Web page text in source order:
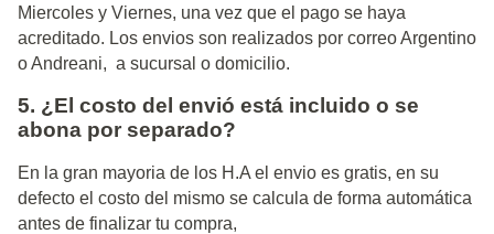
Miercoles y Viernes, una vez que el pago se haya
acreditado. Los envios son realizados por correo Argentino
o Andreani, a sucursal o domicilio.
5. ¿El costo del envió está incluido o se
abona por separado?
En la gran mayoria de los H.A el envio es gratis, en su
defecto el costo del mismo se calcula de forma automática
antes de finalizar tu compra,